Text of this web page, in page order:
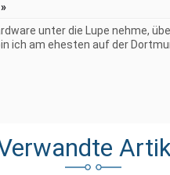
unter die Lupe nehme,
ich am ehesten auf der